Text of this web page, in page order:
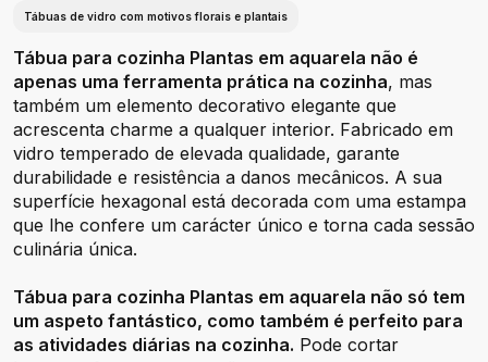
Tábuas de vidro com motivos florais e plantais
Tábua para cozinha Plantas em aquarela não é
apenas uma ferramenta prática na cozinha, mas
também um elemento decorativo elegante que
acrescenta charme a qualquer interior. Fabricado em
vidro temperado de elevada qualidade, garante
durabilidade e resistência a danos mecânicos. A sua
superfície hexagonal está decorada com uma estampa
que lhe confere um carácter único e torna cada sessão
culinária única.
Tábua para cozinha Plantas em aquarela não só tem
um aspeto fantástico, como também é perfeito para
as atividades diárias na cozinha. Pode cortar